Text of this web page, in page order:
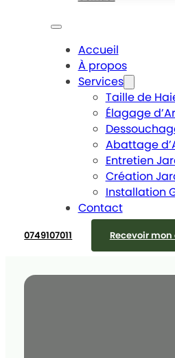
Accueil
À propos
Services
Taille de
Élagage
Abattage
Entretien
Création
Installation
Contact
0749107011 Recevoir